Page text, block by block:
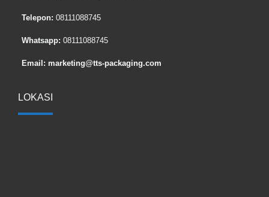
Telepon: 08111088745
Whatsapp: 08111088745
Email: marketing@tts-packaging.com
LOKASI